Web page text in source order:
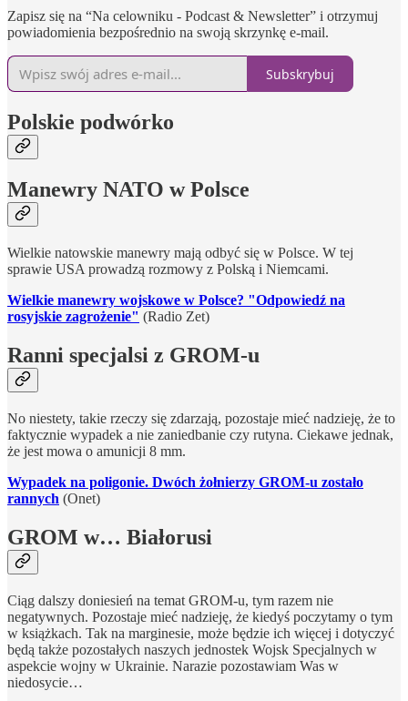
Zapisz się na “Na celowniku - Podcast & Newsletter” i otrzymuj
powiadomienia bezpośrednio na swoją skrzynkę e-mail.
Subskrybuj
Polskie podwórko
Manewry NATO w Polsce
Wielkie natowskie manewry mają odbyć się w Polsce. W tej
sprawie USA prowadzą rozmowy z Polską i Niemcami.
Wielkie manewry wojskowe w Polsce? "Odpowiedź na
rosyjskie zagrożenie" (Radio Zet)
Ranni specjalsi z GROM-u
No niestety, takie rzeczy się zdarzają, pozostaje mieć nadzieję, że to
faktycznie wypadek a nie zaniedbanie czy rutyna. Ciekawe jednak,
że jest mowa o amunicji 8 mm.
Wypadek na poligonie. Dwóch żołnierzy GROM-u zostało
rannych (Onet)
GROM w… Białorusi
Ciąg dalszy doniesień na temat GROM-u, tym razem nie
negatywnych. Pozostaje mieć nadzieję, że kiedyś poczytamy o tym
w książkach. Tak na marginesie, może będzie ich więcej i dotyczyć
będą także pozostałych naszych jednostek Wojsk Specjalnych w
aspekcie wojny w Ukrainie. Narazie pozostawiam Was w
niedosycie…